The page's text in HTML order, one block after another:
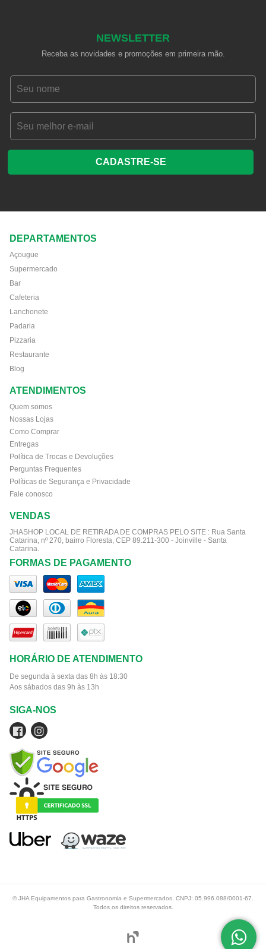
NEWSLETTER
Receba as novidades e promoções em primeira mão.
CADASTRE-SE
DEPARTAMENTOS
Açougue
Supermercado
Bar
Cafeteria
Lanchonete
Padaria
Pizzaria
Restaurante
Blog
ATENDIMENTOS
Quem somos
Nossas Lojas
Como Comprar
Entregas
Política de Trocas e Devoluções
Perguntas Frequentes
Políticas de Segurança e Privacidade
Fale conosco
VENDAS
JHASHOP LOCAL DE RETIRADA DE COMPRAS PELO SITE : Rua Santa
Catarina, nº 270, bairro Floresta, CEP 89.211-300 - Joinville - Santa
Catarina.
FORMAS DE PAGAMENTO
HORÁRIO DE ATENDIMENTO
De segunda à sexta das 8h às 18:30
Aos sábados das 9h às 13h
SIGA-NOS
© JHA Equipamentos para Gastronomia e Supermercados. CNPJ: 05.996.088/0001-67.
Todos os direitos reservados.